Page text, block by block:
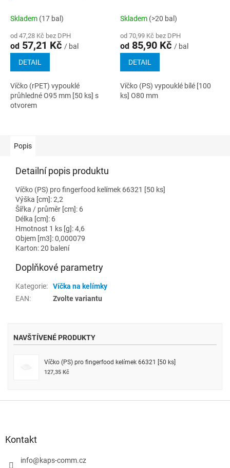
Skladem (17 bal)
od 47,28 Kč bez DPH
od 57,21 Kč / bal
DETAIL
Víčko (rPET) vypouklé
průhledné O95 mm [50 ks] s
otvorem
Skladem (>20 bal)
od 70,99 Kč bez DPH
od 85,90 Kč / bal
DETAIL
Víčko (PS) vypouklé bílé [100
ks] O80 mm
Popis
Detailní popis produktu
Víčko (PS) pro fingerfood kelímek 66321 [50 ks]
Výška [cm]: 2,2
Šířka / průměr [cm]: 6
Délka [cm]: 6
Hmotnost 1 ks [g]: 4,6
Objem [m3]: 0,000079
Karton: 20 balení
Doplňkové parametry
Kategorie:
Víčka na kelímky
EAN: Zvolte variantu
NAVŠTÍVENÉ PRODUKTY
Víčko (PS) pro fingerfood kelímek 66321 [50 ks]
127,35 Kč
Kontakt
info@kaps-comm.cz